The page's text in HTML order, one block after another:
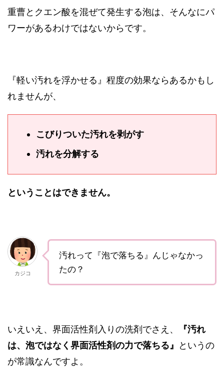
重曹とクエン酸を混ぜて発生する泡は、そんなにパ
ワーがあるわけではないからです。
『軽い汚れを浮かせる』程度の効果ならあるかもし
れませんが、
こびりついた汚れを剥がす
汚れを分解する
ということはできません。
カジコ
汚れって『泡で落ちる』んじゃなかっ
たの？
いえいえ、界面活性剤入りの洗剤でさえ、
『汚れ
は、泡ではなく界面活性剤の力で落ちる』
というの
が常識なんですよ。